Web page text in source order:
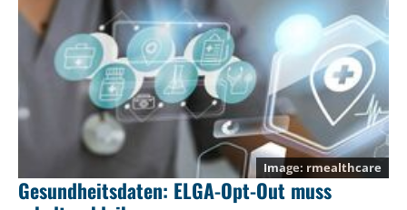
rmealthcare
Gesundheitsdaten: ELGA-Opt-Out muss